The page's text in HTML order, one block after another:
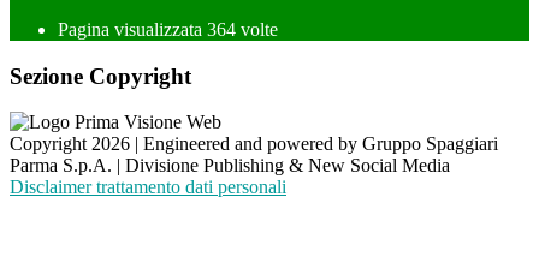
Pagina visualizzata 364 volte
Sezione Copyright
Copyright 2026 | Engineered and powered by Gruppo Spaggiari
Parma S.p.A. | Divisione Publishing & New Social Media
Disclaimer trattamento dati personali